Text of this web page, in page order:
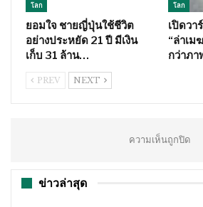
โลก
ยอมใจ ชายญี่ปุ่นใช้ชีวิต
อย่างประหยัด 21 ปี มีเงิน
เก็บ 31 ล้าน…
โลก
เปิดวา
“ล่าเม
กว่าภ
PREV NEXT
ความเห็นถูกปิด
ข่าวล่าสุด